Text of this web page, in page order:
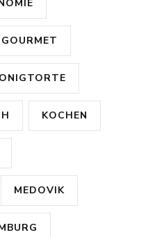
GOURMET
KOCHEN
MEDOVIK